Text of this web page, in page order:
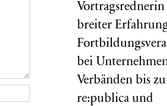
breiter
bei
Verbänden bis
re:publica und